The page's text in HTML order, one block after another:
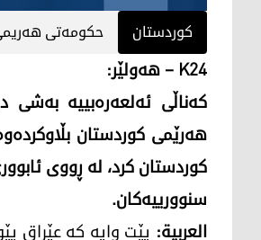
کوردستان حکومەتی
K24 – هەولێر:
کەناڵی ئەلعەرەبییە بەشی
هەرێمی کوردستان
کوردستان کرد، لە ڕووی
سنوورییەکان.
العربیة: پێت وایە كە عێراق